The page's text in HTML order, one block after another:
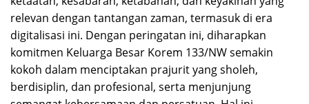
relevan dengan tantangan zaman, termasuk di era
digitalisasi ini. Dengan peringatan ini, diharapkan
komitmen Keluarga Besar Korem 133/NW semakin
kokoh dalam menciptakan prajurit yang sholeh,
berdisiplin, dan profesional, serta menjunjung